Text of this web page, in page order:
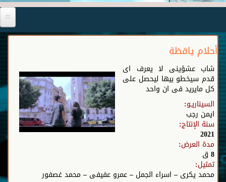
أحلام ياقظة
شاب عشؤينى لا يعرف اى
قدم سيخطو بيها ليحصل على
كل مايريد فى ان واحد
السيناريـو:
ايمن رجب
سنة الإنتاج:
2021
مدة العرض:
8 ق
تمثيل:
محمد يكرى – اسراء الجمل – عمرو عفيفى – محمد غصفور